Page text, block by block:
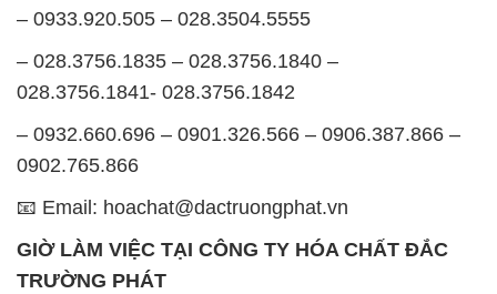
– 0933.920.505 – 028.3504.5555
– 028.3756.1835 – 028.3756.1840 –
028.3756.1841- 028.3756.1842
– 0932.660.696 – 0901.326.566 – 0906.387.866 –
0902.765.866
📧 Email: hoachat@dactruongphat.vn
GIỜ LÀM VIỆC TẠI CÔNG TY HÓA CHẤT ĐẮC
TRƯỜNG PHÁT